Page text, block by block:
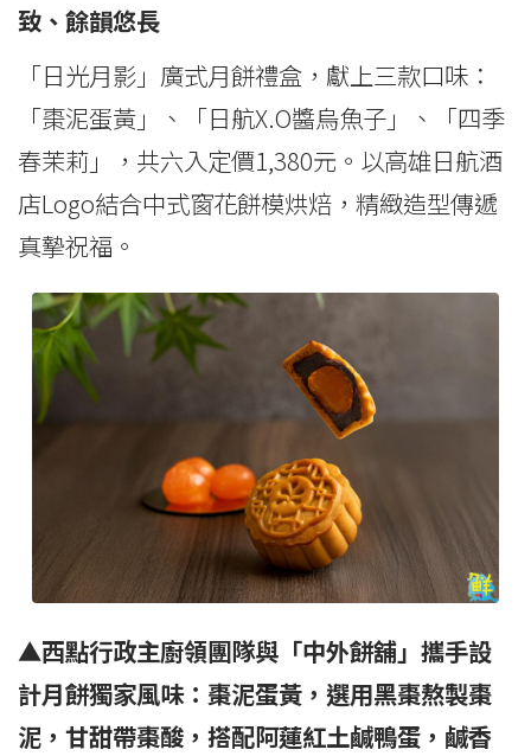
致、餘韻悠長
「日光月影」廣式月餅禮盒，獻上三款口味：
「棗泥蛋黃」、「日航X.O醬烏魚子」、「四季
春茉莉」，共六入定價1,380元。以高雄日航酒
店Logo結合中式窗花餅模烘焙，精緻造型傳遞
真摯祝福。
▲西點行政主廚領團隊與「中外餅舖」攜手設
計月餅獨家風味：棗泥蛋黃，選用黑棗熬製棗
泥，甘甜帶棗酸，搭配阿蓮紅土鹹鴨蛋，鹹香